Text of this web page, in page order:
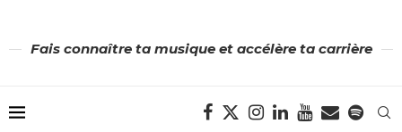
Fais connaître ta musique et accélère ta carrière